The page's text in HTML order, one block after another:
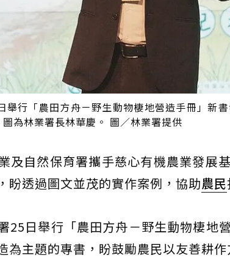
舉行「農田方舟－野生動物棲地營造手冊」新
為林業署長林華慶。 圖／林業署提供
及自然保育署攜手慈心有機農業發展
盼透過圖文並茂的實作案例，協助農民
25日舉行「農田方舟－野生動物棲地
為主題的專書，盼鼓勵農民以友善耕